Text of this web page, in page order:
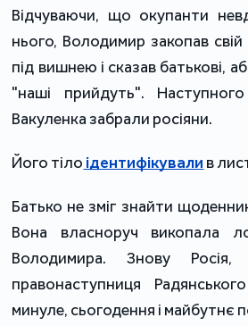
Відчуваючи, що окупанти
нього, Володимир закопав
під вишнею і сказав батькові,
"наші прийдуть".
Вакуленка забрали росіяни.
Його тіло ідентифікували в
Батько не зміг знайти
Вона власноруч викопала
Володимира. Знову Росія,
правонаступниця
минуле, сьогодення і майбутнє